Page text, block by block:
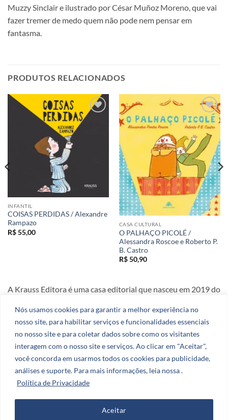
Nós usamos cookies para garantir a melhor experiência no
nosso site, para habilitar serviços e funcionalidades essenciais
no nosso site e para coletar dados sobre como os visitantes
interagem com o nosso site e serviços. Ao clicar em "Aceitar",
você concorda em usarmos todos os cookies para publicidade,
análises e suporte. Para mais informações, leia nossa .
Política de Privacidade
Aceitar
Muzzy Sinclair e ilustrado por César Muñoz Moreno, que vai
fazer tremer de medo quem não pode nem pensar em
fantasma.
PRODUTOS RELACIONADOS
Adicionar
aos meus
INFANTIL
COISAS PERDIDAS / Alexandre
Rampazo
R$55,00
Adicionar
aos meus
desejos
CASA CULTURAL
O PALHAÇO PICOLÉ /
Alessandra Roscoe e Roberto P.
B. Castro
R$50,90
A Krauss Editora é uma casa editorial que nasceu em 2019 do
CNPJ: 51.078.290.0001-27
Visa
CATÁLOGO AUTORES BLOG